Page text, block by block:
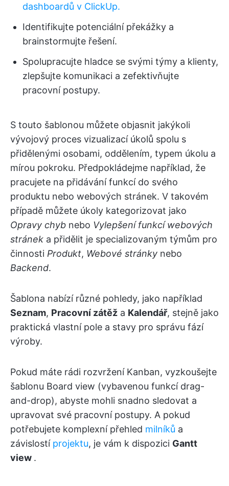
dashboardů v ClickUp.
Identifikujte potenciální překážky a
brainstormujte řešení.
Spolupracujte hladce se svými týmy a klienty,
zlepšujte komunikaci a zefektivňujte
pracovní postupy.
S touto šablonou můžete objasnit jakýkoli
vývojový proces vizualizací úkolů spolu s
přidělenými osobami, oddělením, typem úkolu a
mírou pokroku. Předpokládejme například, že
pracujete na přidávání funkcí do svého
produktu nebo webových stránek. V takovém
případě můžete úkoly kategorizovat jako
Opravy chyb nebo Vylepšení funkcí webových
stránek a přidělit je specializovaným týmům pro
činnosti Produkt, Webové stránky nebo
Backend.
Šablona nabízí různé pohledy, jako například
Seznam, Pracovní zátěž a Kalendář, stejně jako
praktická vlastní pole a stavy pro správu fází
výroby.
Pokud máte rádi rozvržení Kanban, vyzkoušejte
šablonu Board view (vybavenou funkcí drag-
and-drop), abyste mohli snadno sledovat a
upravovat své pracovní postupy. A pokud
potřebujete komplexní přehled milníků a
závislostí projektu, je vám k dispozici Gantt
view .